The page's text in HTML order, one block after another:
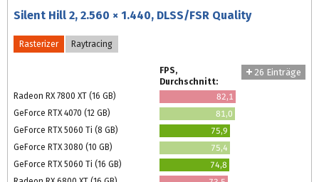
Silent Hill 2, 2.560 × 1.440, DLSS/FSR Quality
Rasterizer Raytracing
26 Einträge
FPS,
Durchschnitt:
Radeon RX 7800 XT (16 GB)
82,1
GeForce RTX 4070 (12 GB)
81,0
GeForce RTX 5060 Ti (8 GB)
75,9
GeForce RTX 3080 (10 GB)
75,4
GeForce RTX 5060 Ti (16 GB)
74,8